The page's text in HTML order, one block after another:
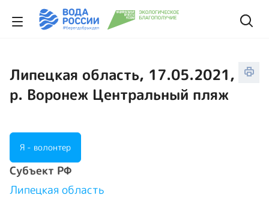
Липецкая область, 17.05.2021,
р. Воронеж Центральный пляж
Я - волонтер
Cубъект РФ
Липецкая область